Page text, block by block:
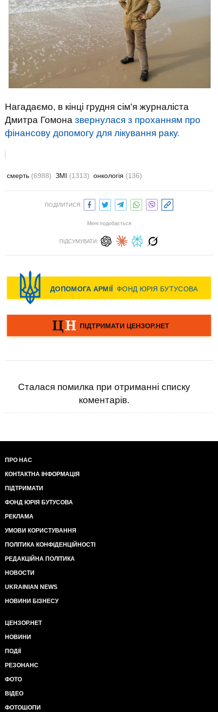
Нагадаємо, в кінці грудня сім'я журналіста
Дмитра Гомона звернулася з проханням про
фінансову допомогу для лікування раку.
смерть (6988) ЗМІ (1313) онкологія (136)
ПОДІЛИТИСЯ:
Мені подобається
ПІДСУМУВАТИ:
Сталася помилка при отриманні списку
коментарів.
ПРО НАС
КОНТАКТНА ІНФОРМАЦІЯ
ПІДТРИМАТИ
ФОНД ЮРІЯ БУТУСОВА
РЕКЛАМА
УМОВИ КОРИСТУВАННЯ
ПОЛІТИКА КОНФІДЕНЦІЙНОСТІ
РЕДАКЦІЙНА ПОЛІТИКА
НОВОСТИ
UKRAINIAN NEWS
НОВИНИ БІЗНЕСУ
ЦЕНЗОР.НЕТ
НОВИНИ
ПОДІЇ
РЕЗОНАНС
ФОТО
ВІДЕО
ФОТОШОПИ